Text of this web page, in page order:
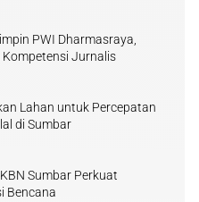
PWI Dharmasraya,
Jurnalis
Lahan untuk Percepatan
di Sumbar
Sumbar Perkuat
Bencana